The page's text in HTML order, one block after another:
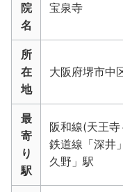
院
名
宝泉寺
所
在
地
大阪府堺市中
最
寄
り
駅
阪和線(天王
鉄道線「深井
久野」駅